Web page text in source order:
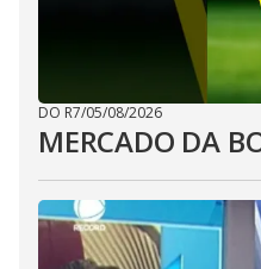
DO R7/05/08/2026
MERCADO DA